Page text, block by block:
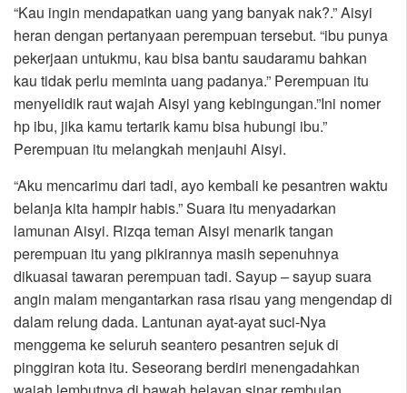
“Kau ingin mendapatkan uang yang banyak nak?.” Aisyi
heran dengan pertanyaan perempuan tersebut. “ibu punya
pekerjaan untukmu, kau bisa bantu saudaramu bahkan
kau tidak perlu meminta uang padanya.” Perempuan itu
menyelidik raut wajah Aisyi yang kebingungan.”Ini nomer
hp ibu, jika kamu tertarik kamu bisa hubungi ibu.”
Perempuan itu melangkah menjauhi Aisyi.
“Aku mencarimu dari tadi, ayo kembali ke pesantren waktu
belanja kita hampir habis.” Suara itu menyadarkan
lamunan Aisyi. Rizqa teman Aisyi menarik tangan
perempuan itu yang pikirannya masih sepenuhnya
dikuasai tawaran perempuan tadi. Sayup – sayup suara
angin malam mengantarkan rasa risau yang mengendap di
dalam relung dada. Lantunan ayat-ayat suci-Nya
menggema ke seluruh seantero pesantren sejuk di
pinggiran kota itu. Seseorang berdiri menengadahkan